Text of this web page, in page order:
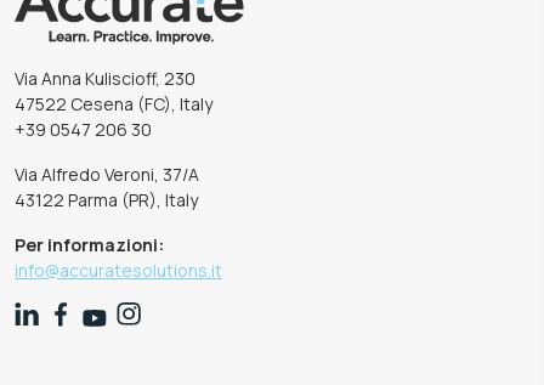
Via Anna Kuliscioff, 230
47522 Cesena (FC), Italy
+39 0547 206 30
Via Alfredo Veroni, 37/A
43122 Parma (PR), Italy
Per informazioni:
info@accuratesolutions.it